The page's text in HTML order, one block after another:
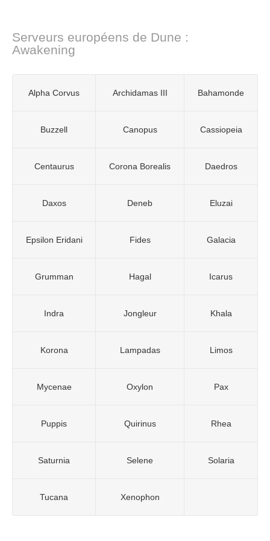
Serveurs européens de Dune :
Awakening
Alpha Corvus Archidamas III Bahamonde
Buzzell Canopus Cassiopeia
Centaurus Corona Borealis Daedros
Daxos Deneb Eluzai
Epsilon Eridani Fides Galacia
Grumman Hagal Icarus
Indra Jongleur Khala
Korona Lampadas Limos
Mycenae Oxylon Pax
Puppis Quirinus Rhea
Saturnia Selene Solaria
Tucana Xenophon